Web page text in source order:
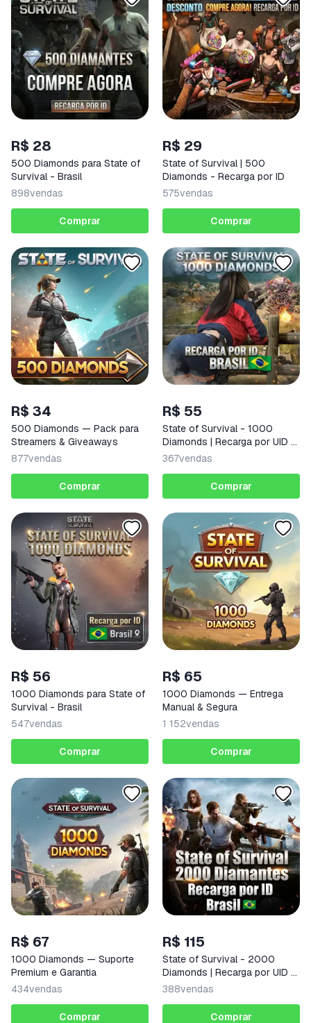
R$ 28
500 Diamonds para State of
Survival - Brasil
898vendas
Comprar
R$ 29
State of Survival | 500
Diamonds - Recarga por ID
575vendas
Comprar
R$ 34
500 Diamonds — Pack para
Streamers & Giveaways
877vendas
Comprar
R$ 55
State of Survival - 1000
Diamonds | Recarga por UID -
Brasil
367vendas
Comprar
R$ 56
1000 Diamonds para State of
Survival - Brasil
547vendas
Comprar
R$ 65
1000 Diamonds — Entrega
Manual & Segura
1 152vendas
Comprar
R$ 67
1000 Diamonds — Suporte
Premium e Garantia
434vendas
Comprar
R$ 115
State of Survival - 2000
Diamonds | Recarga por UID -
Brasil
388vendas
Comprar